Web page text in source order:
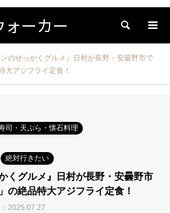
ーカー 検索
ンのせっかくグルメ』日村が長野・安曇野市で
大アジフライ定食！
司・天ぷら・懐石料理
絶対行きたい
くグルメ』日村が長野・安曇野市
の絶品特大アジフライ定食！
2025.07.27